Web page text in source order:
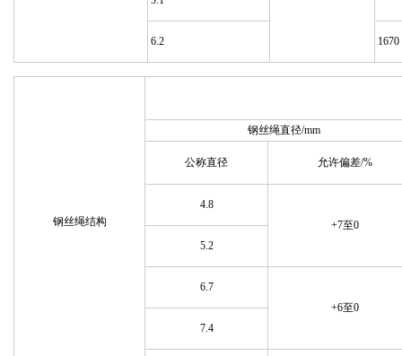
6.2 1670
钢丝绳结构
钢丝绳直径/mm
公称直径 允许偏差/%
4.8
+7至0
5.2
6.7
+6至0
7.4